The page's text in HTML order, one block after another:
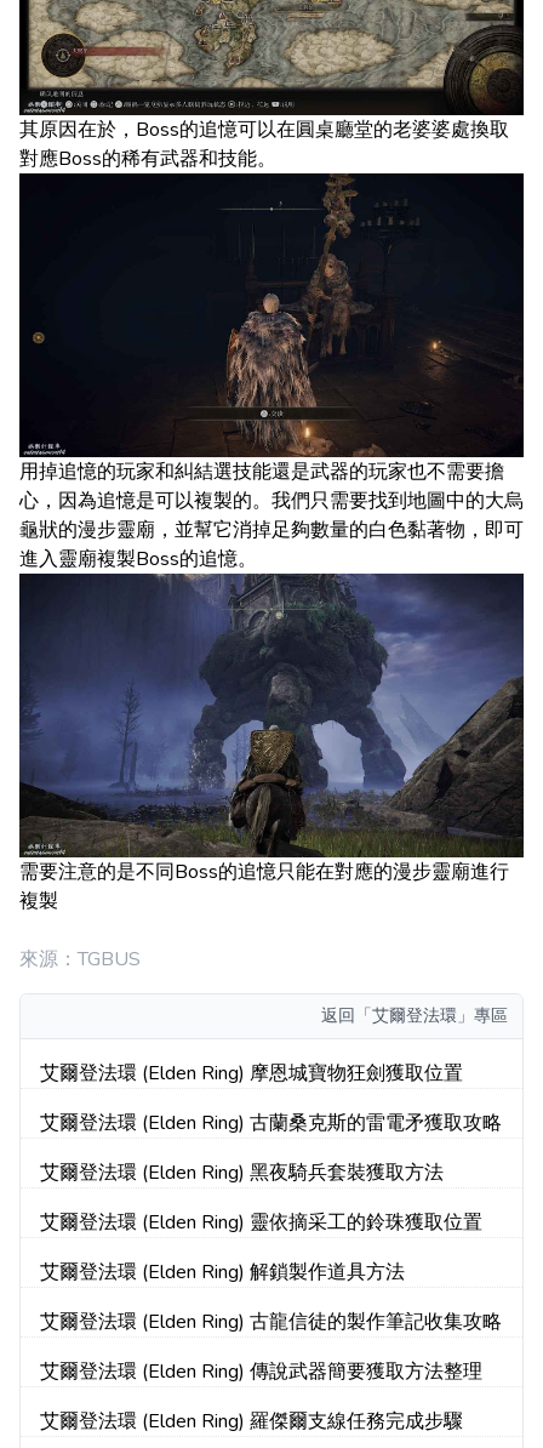
其原因在於，Boss的追憶可以在圓桌廳堂的老婆婆處換取
對應Boss的稀有武器和技能。
用掉追憶的玩家和糾結選技能還是武器的玩家也不需要擔
心，因為追憶是可以複製的。我們只需要找到地圖中的大烏
龜狀的漫步靈廟，並幫它消掉足夠數量的白色黏著物，即可
進入靈廟複製Boss的追憶。
需要注意的是不同Boss的追憶只能在對應的漫步靈廟進行
複製
來源：TGBUS
返回 「艾爾登法環」專區
艾爾登法環 (Elden Ring) 摩恩城寶物狂劍獲取位置
艾爾登法環 (Elden Ring) 古蘭桑克斯的雷電矛獲取攻略
艾爾登法環 (Elden Ring) 黑夜騎兵套裝獲取方法
艾爾登法環 (Elden Ring) 靈依摘采工的鈴珠獲取位置
艾爾登法環 (Elden Ring) 解鎖製作道具方法
艾爾登法環 (Elden Ring) 古龍信徒的製作筆記收集攻略
艾爾登法環 (Elden Ring) 傳說武器簡要獲取方法整理
艾爾登法環 (Elden Ring) 羅傑爾支線任務完成步驟